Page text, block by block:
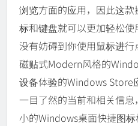
浏览方面的应用，因此这
标和键盘就可以更加轻松
没有妨碍到你使用鼠标进
磁贴式Modern风格的
设备体验的Windows Store
一目了然的当前和相关信
小的Windows桌面快捷图